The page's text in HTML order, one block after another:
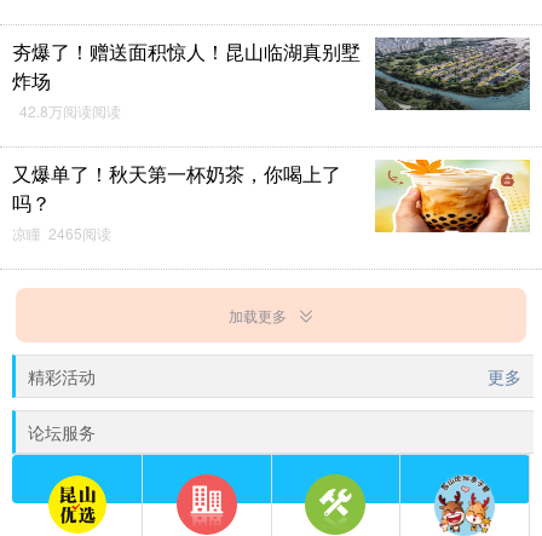
夯爆了！赠送面积惊人！昆山临湖真别墅
炸场
42.8万阅读阅读
又爆单了！秋天第一杯奶茶，你喝上了
吗？
凉瞳 2465阅读
加载更多
精彩活动 更多
论坛服务